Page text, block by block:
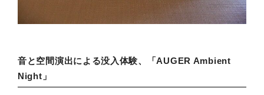
音と空間演出による没入体験、「AUGER Ambient
Night」